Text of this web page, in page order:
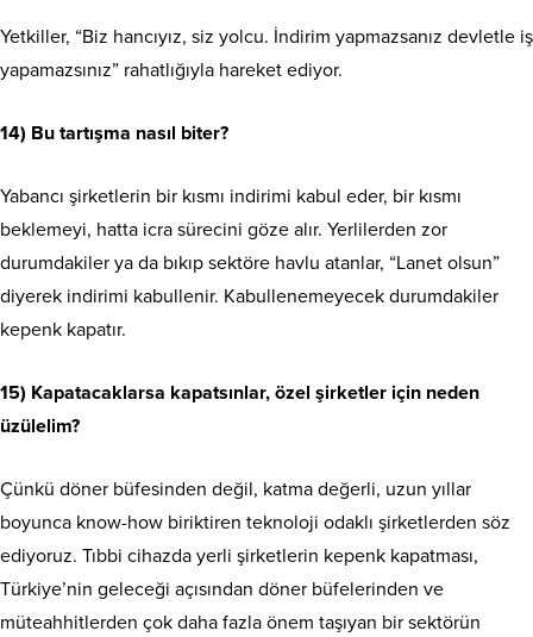
Yetkiller, “Biz hancıyız, siz yolcu. İndirim yapmazsanız devletle iş
yapamazsınız” rahatlığıyla hareket ediyor.
14) Bu tartışma nasıl biter?
Yabancı şirketlerin bir kısmı indirimi kabul eder, bir kısmı
beklemeyi, hatta icra sürecini göze alır. Yerlilerden zor
durumdakiler ya da bıkıp sektöre havlu atanlar, “Lanet olsun”
diyerek indirimi kabullenir. Kabullenemeyecek durumdakiler
kepenk kapatır.
15) Kapatacaklarsa kapatsınlar, özel şirketler için neden
üzülelim?
Çünkü döner büfesinden değil, katma değerli, uzun yıllar
boyunca know-how biriktiren teknoloji odaklı şirketlerden söz
ediyoruz. Tıbbi cihazda yerli şirketlerin kepenk kapatması,
Türkiye’nin geleceği açısından döner büfelerinden ve
müteahhitlerden çok daha fazla önem taşıyan bir sektörün